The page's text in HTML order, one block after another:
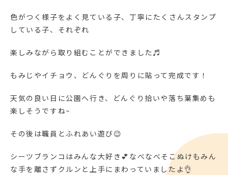
色がつく様子をよく見ている子、丁寧にたくさんスタンプ
している子、それぞれ
楽しみながら取り組むことができました♬
もみじやイチョウ、どんぐりを周りに貼って完成です！
天気の良い日に公園へ行き、どんぐり拾いや落ち葉集めも
楽しそうですね~
その後は職員とふれあい遊び😉
シーツブランコはみんな大好き💕なべなべそこぬけもみん
な手を離さずクルンと上手にまわっていましたよ👌